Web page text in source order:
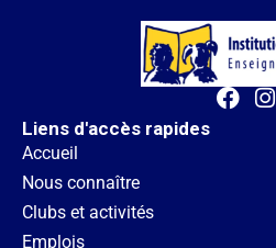
Liens d'accès rapides
Accueil
Nous connaître
Clubs et activités
Emplois